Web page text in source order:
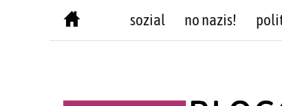
sozial no nazis!